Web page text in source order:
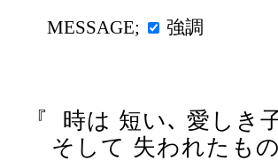
MESSAGE; 強調
『
時は 短い､ 愛しき
そして 失われたも